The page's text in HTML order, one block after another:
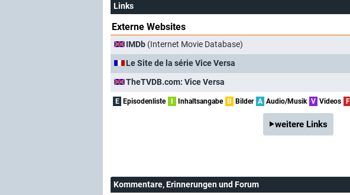
Links
Externe Websites
IMDb (Internet Movie Database)
Le Site de la série Vice Versa
TheTVDB.com: Vice Versa
E Episodenliste I Inhaltsangabe B Bilder A Audio/Musik V Videos F
weitere Links
Kommentare, Erinnerungen und Forum